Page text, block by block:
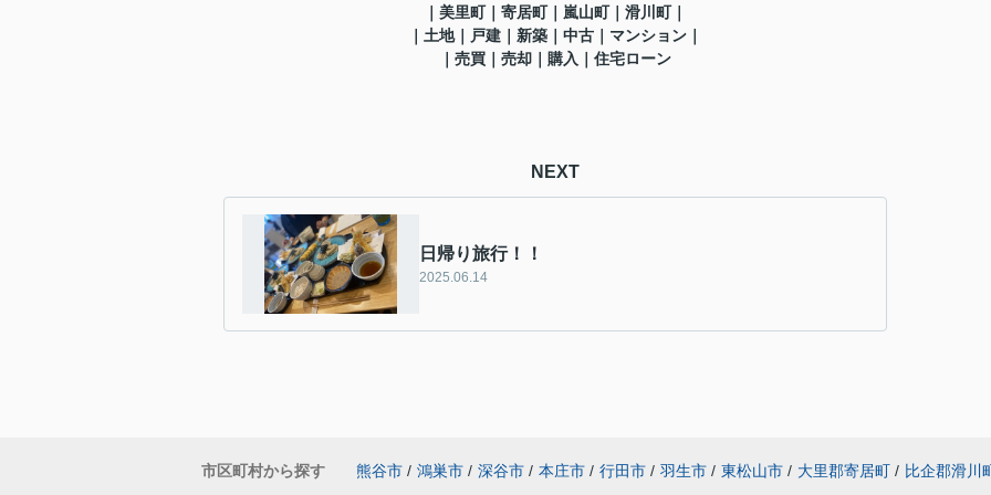
｜美里町｜寄居町｜嵐山町｜滑川町｜
｜土地｜戸建｜新築｜中古｜マンション｜
｜売買｜売却｜購入｜住宅ローン
NEXT
日帰り旅行！！
2025.06.14
市区町村から探す 熊谷市 / 鴻巣市 / 深谷市 / 本庄市 / 行田市 / 羽生市 / 東松山市 / 大里郡寄居町 / 比企郡滑川